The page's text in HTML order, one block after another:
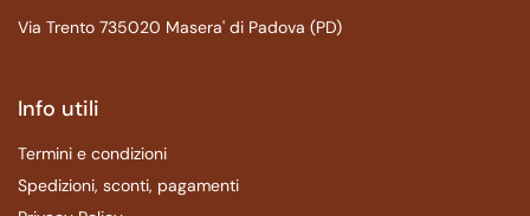
Via Trento 735020 Masera' di Padova (PD)
Info utili
Termini e condizioni
Spedizioni, sconti, pagamenti